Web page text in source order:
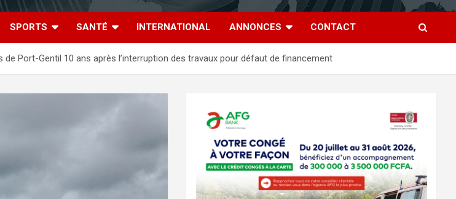
SPORTS SANTÉ INTERNATIONAL ANNONCES CONTACT
Port-Gentil 10 ans après l’interruption des travaux pour défaut de financement